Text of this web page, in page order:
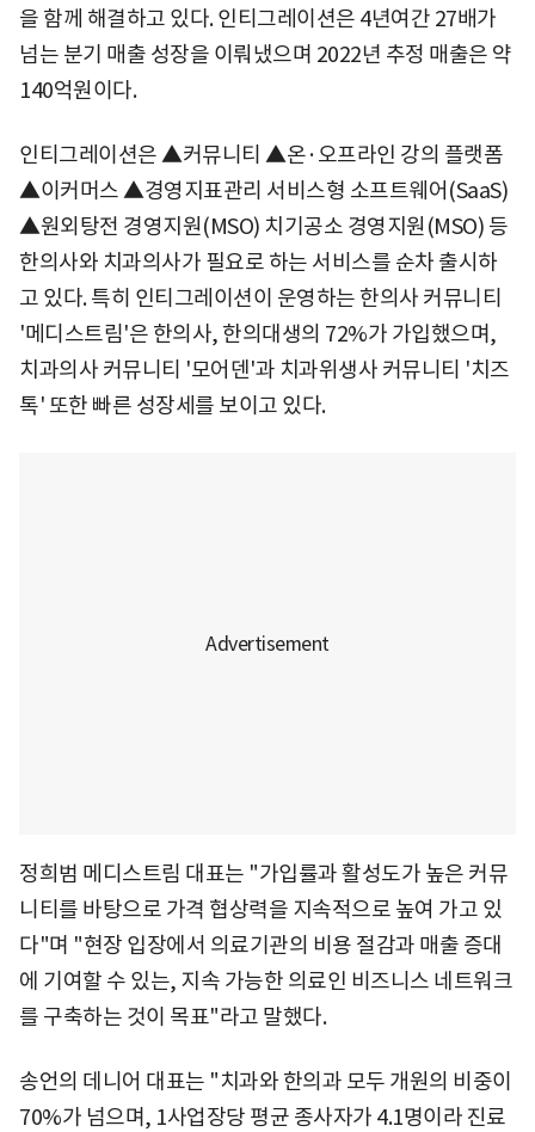
을 함께 해결하고 있다. 인티그레이션은 4년여간 27배가
넘는 분기 매출 성장을 이뤄냈으며 2022년 추정 매출은 약
140억원이다.
인티그레이션은 ▲커뮤니티 ▲온·오프라인 강의 플랫폼
▲이커머스 ▲경영지표관리 서비스형 소프트웨어(SaaS)
▲원외탕전 경영지원(MSO) 치기공소 경영지원(MSO) 등
한의사와 치과의사가 필요로 하는 서비스를 순차 출시하
고 있다. 특히 인티그레이션이 운영하는 한의사 커뮤니티
'메디스트림'은 한의사, 한의대생의 72%가 가입했으며,
치과의사 커뮤니티 '모어덴'과 치과위생사 커뮤니티 '치즈
톡' 또한 빠른 성장세를 보이고 있다.
정희범 메디스트림 대표는 "가입률과 활성도가 높은 커뮤
니티를 바탕으로 가격 협상력을 지속적으로 높여 가고 있
다"며 "현장 입장에서 의료기관의 비용 절감과 매출 증대
에 기여할 수 있는, 지속 가능한 의료인 비즈니스 네트워크
를 구축하는 것이 목표"라고 말했다.
송언의 데니어 대표는 "치과와 한의과 모두 개원의 비중이
70%가 넘으며, 1사업장당 평균 종사자가 4.1명이라 진료